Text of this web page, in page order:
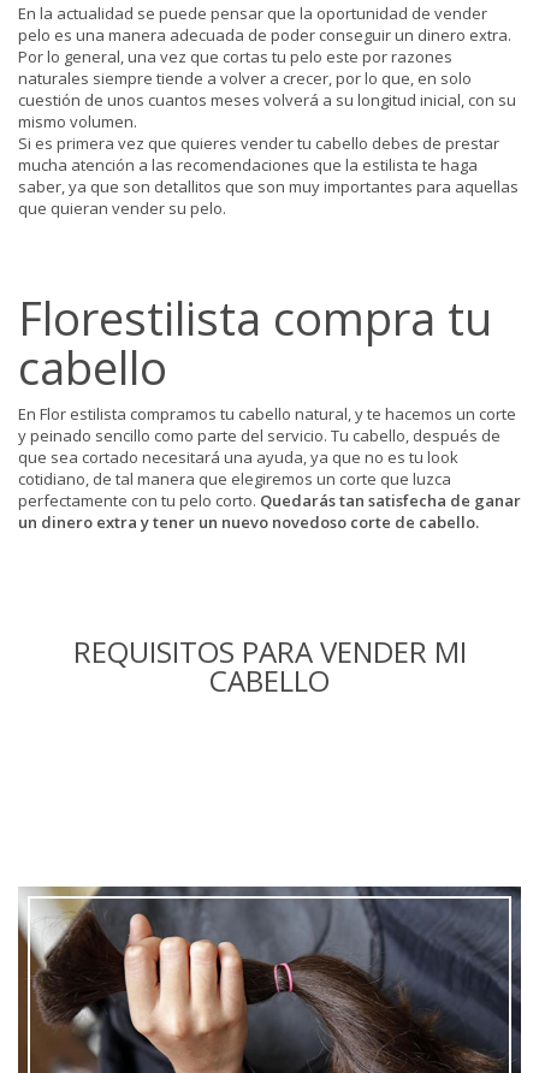
En la actualidad se puede pensar que la oportunidad de vender
pelo es una manera adecuada de poder conseguir un dinero extra.
Por lo general, una vez que cortas tu pelo este por razones
naturales siempre tiende a volver a crecer, por lo que, en solo
cuestión de unos cuantos meses volverá a su longitud inicial, con su
mismo volumen.
Si es primera vez que quieres vender tu cabello debes de prestar
mucha atención a las recomendaciones que la estilista te haga
saber, ya que son detallitos que son muy importantes para aquellas
que quieran vender su pelo.
Florestilista compra tu
cabello
En Flor estilista compramos tu cabello natural, y te hacemos un corte
y peinado sencillo como parte del servicio. Tu cabello, después de
que sea cortado necesitará una ayuda, ya que no es tu look
cotidiano, de tal manera que elegiremos un corte que luzca
perfectamente con tu pelo corto. Quedarás tan satisfecha de ganar
un dinero extra y tener un nuevo novedoso corte de cabello.
REQUISITOS PARA VENDER MI
CABELLO